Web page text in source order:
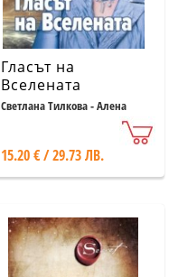
Гласът на
Вселената
Светлана Тилкова - Алена
15.20 € / 29.73 ЛВ.